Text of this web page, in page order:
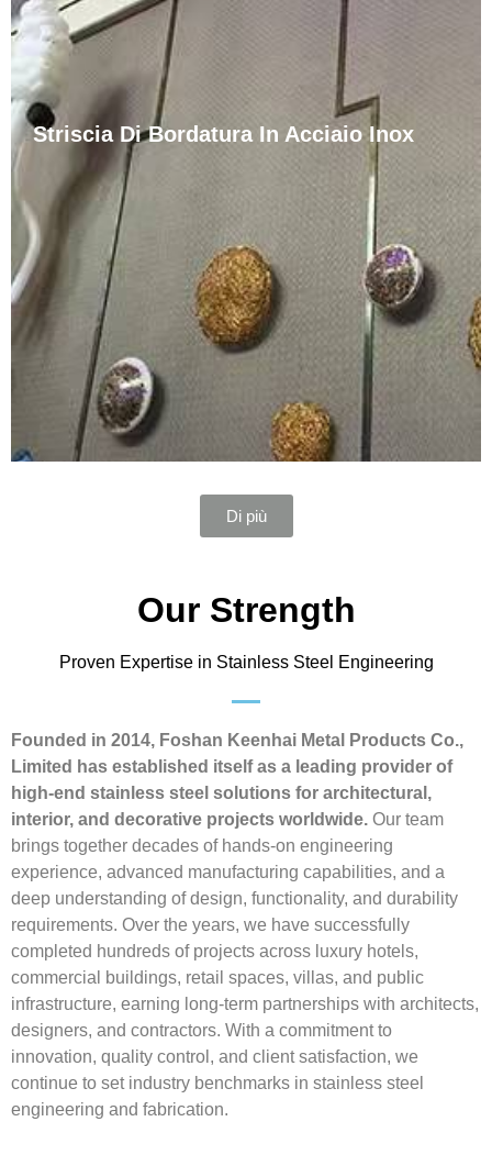
Striscia Di Bordatura In Acciaio Inox
Il bordo per piastrelle in acciaio inossidabile lucidato è
un'opzione di bordo e accento per piastrelle altamente
durevole e visivamente accattivante. È realizzato in
acciaio inossidabile di alta qualità e ha un'eccellente
resistenza alla corrosione e allo stress meccanico.
Questo bordo è ideale sia per uso commerciale che
……
Di più
Our Strength
Proven Expertise in Stainless Steel Engineering
Founded in 2014, Foshan Keenhai Metal Products Co.,
Limited has established itself as a leading provider of
high-end stainless steel solutions for architectural,
interior, and decorative projects worldwide. Our team
brings together decades of hands-on engineering
experience, advanced manufacturing capabilities, and a
deep understanding of design, functionality, and durability
requirements. Over the years, we have successfully
completed hundreds of projects across luxury hotels,
commercial buildings, retail spaces, villas, and public
infrastructure, earning long-term partnerships with architects,
designers, and contractors. With a commitment to
innovation, quality control, and client satisfaction, we
continue to set industry benchmarks in stainless steel
engineering and fabrication.